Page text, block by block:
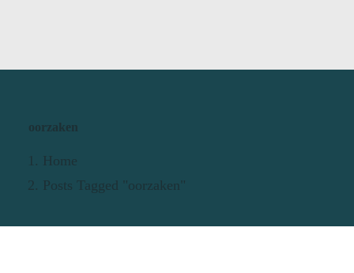
oorzaken
Home
Posts Tagged "oorzaken"